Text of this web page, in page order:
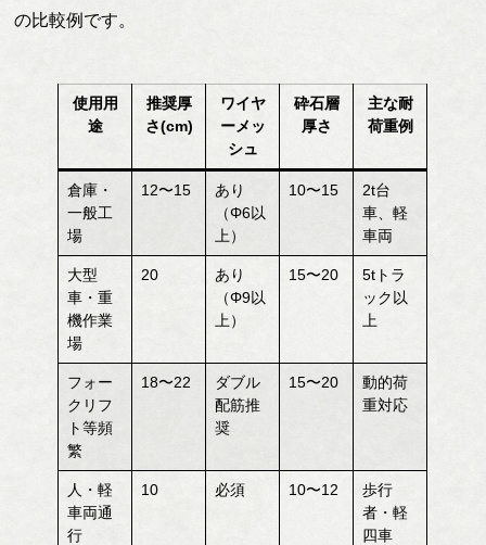
の比較例です。
使用用
途
推奨厚
さ(cm)
ワイヤ
ーメッ
シュ
砕石層
厚さ
主な耐
荷重例
倉庫・
一般工
場
12〜15
あり
（Φ6以
上）
10〜15
2t台
車、軽
車両
大型
車・重
機作業
場
20
あり
（Φ9以
上）
15〜20
5tトラ
ック以
上
フォー
クリフ
ト等頻
繁
18〜22
ダブル
配筋推
奨
15〜20
動的荷
重対応
人・軽
車両通
行
10 必須 10〜12
歩行
者・軽
四車